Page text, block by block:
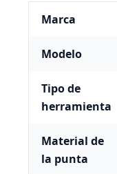
Marca
Modelo
Tipo de
herramienta
Material de
la punta